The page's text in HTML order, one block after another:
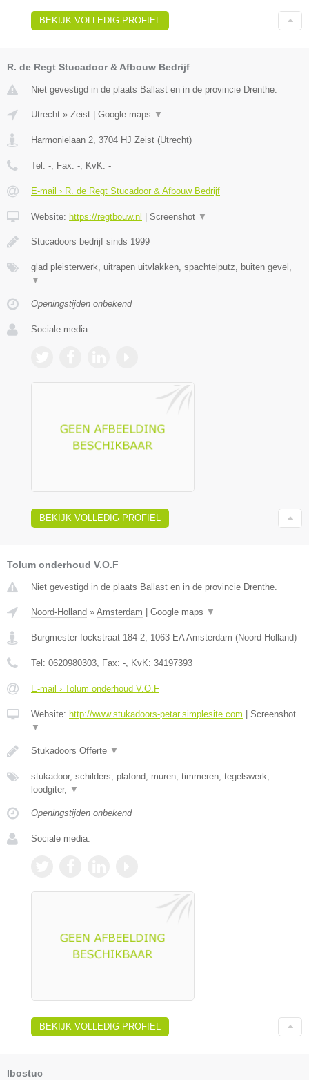
BEKIJK VOLLEDIG PROFIEL
R. de Regt Stucadoor & Afbouw Bedrijf
Niet gevestigd in de plaats Ballast en in de provincie Drenthe.
Utrecht » Zeist Google maps ▼
Harmonielaan 2 3704 HJ Zeist (Utrecht)
Tel: - , Fax: - , KvK: -
E-mail › R. de Regt Stucadoor & Afbouw Bedrijf
Website: https://regtbouw.nl Screenshot ▼
Stucadoors bedrijf sinds 1999
glad pleisterwerk, uitrapen uitvlakken, spachtelputz, buiten gevel,
▼
Openingstijden onbekend
Sociale media:
BEKIJK VOLLEDIG PROFIEL
Tolum onderhoud V.O.F
Niet gevestigd in de plaats Ballast en in de provincie Drenthe.
Noord-Holland » Amsterdam | Google maps ▼
Burgmester fockstraat 184-2 1063 EA Amsterdam (Noord-Holland)
Tel: 0620980303 , Fax: - , KvK: 34197393
E-mail › Tolum onderhoud V.O.F
Website: http://www.stukadoors-petar.simplesite.com | Screenshot
▼
Stukadoors Offerte ▼
stukadoor, schilders, plafond, muren, timmeren, tegelswerk,
loodgiter,
▼
Openingstijden onbekend
Sociale media:
BEKIJK VOLLEDIG PROFIEL
Ibostuc